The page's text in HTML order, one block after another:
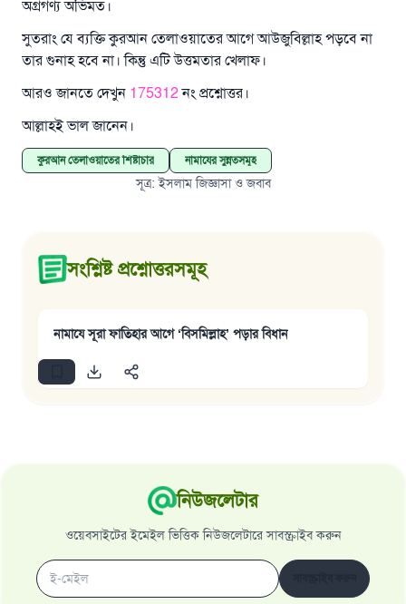
অগ্রগণ্য অভিমত।
সুতরাং যে ব্যক্তি কুরআন তেলাওয়াতের আগে আউজুবিল্লাহ পড়বে না
তার গুনাহ হবে না। কিন্তু এটি উত্তমতার খেলাফ।
আরও জানতে দেখুন 175312নং প্রশ্নোত্তর।
আল্লাহই ভাল জানেন।
কুরআন তেলাওয়াতের শিষ্টাচার নামাযের সুন্নতসমূহ
সূত্র:ইসলাম জিজ্ঞাসা ও জবাব
সংশ্লিষ্ট প্রশ্নোত্তরসমূহ
নামাযে সূরা ফাতিহার আগে ‘বিসমিল্লাহ’ পড়ার বিধান
নিউজলেটার
ওয়েবসাইটের ইমেইল ভিত্তিক নিউজলেটারে সাবস্ক্রাইব করুন
এখনই শরীক হোন